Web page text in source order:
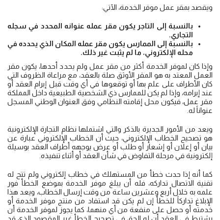
ويقصد بمقر عمل موفر الخدمة، الآتي:
بالنسبة إلى التاجر يكون مقر عمله عنوانه المحدد في سجله
التجاري.
بالنسبة إلى الممارس يكون مقر عمله المكان الذي يحدده في
محله الإلكتروني، ما لم يثبت غير ذلك.
وإذا كان لموفر الخدمة أكثر من مقر عمل ولم يحدد أحدها، يكون مقر
العمل المعتد به هو المقر الأوثق صلة بالعقد، مع مراعاة الظروف التي
كان الأطراف على علم بها أو توقعوها في أي وقت قبل إبرام العقد أو
عند إبرامه، وإذا لم يكن للممارس ذي الشخصية الطبيعية داخل المملكة
مقر عمل، فيكون محل إقامته النظامي وفق العنوان الوطني ‏المسجل
عنواناً له.
ويعد من الأمور الجديرة بالذكر والتي اشتملها نظام التجارة الإلكترونية
هو تصحيح الخطاب الإلكتروني، حيث أن الخطاب الإلكتروني عبارة عن
بيان أو إعلان أو إشعار أو طلب أو عرض يوجهه أطراف العقد بوسيلة
إلكترونية في مرحلة التفاوض في شأن العقد أو أثناء تنفيذه.
كما أنه إذا حدث خطأ من المستهلك في خطاب إلكتروني ولم تتح له
تقنية الاتصال تداركه، فله أن يبلغ موفر الخدمة بموضع الخطأ فور
علمه به خلال أربع وعشرين ساعة من وقت إرسال الخطاب، ويعد هذا
الإبلاغ تداركاً للخطأ إن لم يكن قد استفاد من منتج موفر الخدمة أو
خدمته أو حصل على منفعة من أي منهما، كما يجوز لموفر الخدمة أن